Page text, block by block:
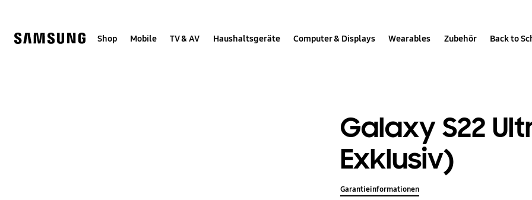
help
Shop Mobile TV & AV Haushaltsgeräte Computer & Displays Wearables Zubehör Back to
Galaxy S22
Exklusiv)
Garantieinformationen